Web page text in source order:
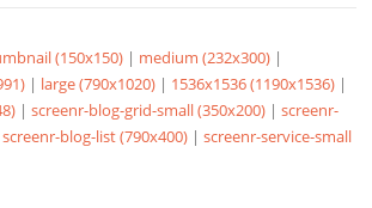
(150x150) | medium (232x300) |
| large (790x1020) | 1536x1536 (1190x1536) |
|screenr-blog-grid-small (350x200) |screenr-
screenr-blog-list (790x400) |screenr-service-small